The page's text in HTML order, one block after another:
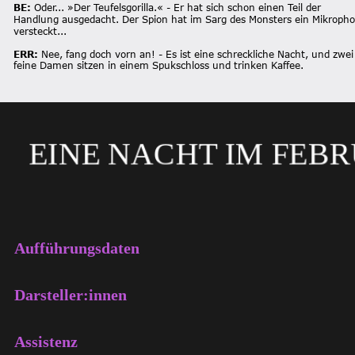
BE: Oder... »Der Teufelsgorilla.« - Er hat sich schon einen Teil der
Handlung ausgedacht. Der Spion hat im Sarg des Monsters ein
versteckt...
ERR: Nee, fang doch vorn an! - Es ist eine schreckliche Nacht, und
feine Damen sitzen in einem Spukschloss und trinken Kaffee.
NACHT IM
Aufführungsdaten
13. Mai 2014, Adolf Reichwein Halle
14. Mai 2014, Adolf Reichwein Halle
Darsteller:innen
Dario Liotta Emil Feuerbach Jan-Andre Kirschner
Leo Forberich Mara Klaproth Marie- Victorine Keßler
Assistenz